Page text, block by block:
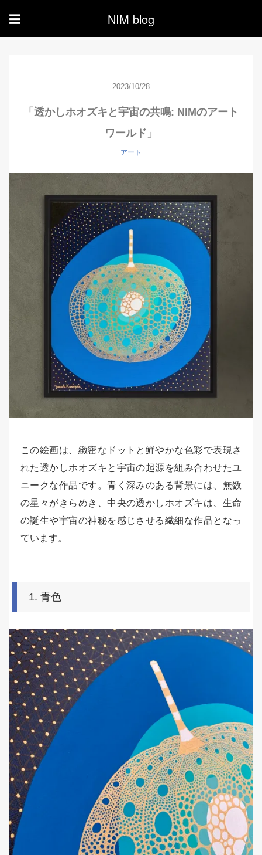
☰ NIM blog
2023/10/28
「透かしホオズキと宇宙の共鳴: NIMのアート
ワールド」
アート
この絵画は、緻密なドットと鮮やかな色彩で表現さ
れた透かしホオズキと宇宙の起源を組み合わせたユ
ニークな作品です。青く深みのある背景には、無数
の星々がきらめき、中央の透かしホオズキは、生命
の誕生や宇宙の神秘を感じさせる繊細な作品となっ
ています。
1. 青色